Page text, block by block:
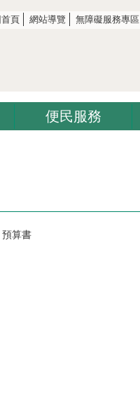
首頁 網站導覽 無障礙服務專區
便民服務
算書